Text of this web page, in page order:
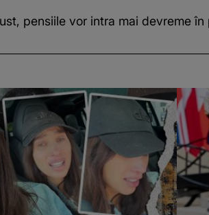
pensiile vor intra mai devreme